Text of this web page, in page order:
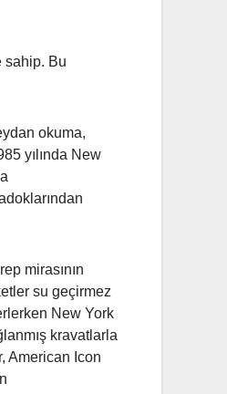
sahip. Bu
okuma,
yılında New
mirasının
su geçirmez
New York
kravatlarla
American Icon